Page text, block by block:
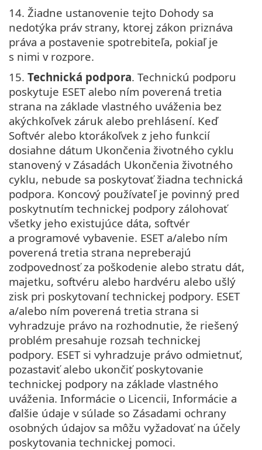
14. Žiadne ustanovenie tejto Dohody sa
nedotýka práv strany, ktorej zákon priznáva
práva a postavenie spotrebiteľa, pokiaľ je
s nimi v rozpore.
15. Technická podpora. Technickú podporu
poskytuje ESET alebo ním poverená tretia
strana na základe vlastného uváženia bez
akýchkoľvek záruk alebo prehlásení. Keď
Softvér alebo ktorákoľvek z jeho funkcií
dosiahne dátum Ukončenia životného cyklu
stanovený v Zásadách Ukončenia životného
cyklu, nebude sa poskytovať žiadna technická
podpora. Koncový používateľ je povinný pred
poskytnutím technickej podpory zálohovať
všetky jeho existujúce dáta, softvér
a programové vybavenie. ESET a/alebo ním
poverená tretia strana nepreberajú
zodpovednosť za poškodenie alebo stratu dát,
majetku, softvéru alebo hardvéru alebo ušlý
zisk pri poskytovaní technickej podpory. ESET
a/alebo ním poverená tretia strana si
vyhradzuje právo na rozhodnutie, že riešený
problém presahuje rozsah technickej
podpory. ESET si vyhradzuje právo odmietnuť,
pozastaviť alebo ukončiť poskytovanie
technickej podpory na základe vlastného
uváženia. Informácie o Licencii, Informácie a
ďalšie údaje v súlade so Zásadami ochrany
osobných údajov sa môžu vyžadovať na účely
poskytovania technickej pomoci.